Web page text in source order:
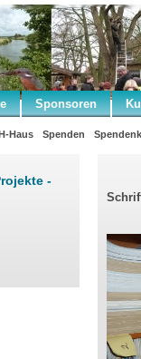
Sponsoren
Haus Spenden
-